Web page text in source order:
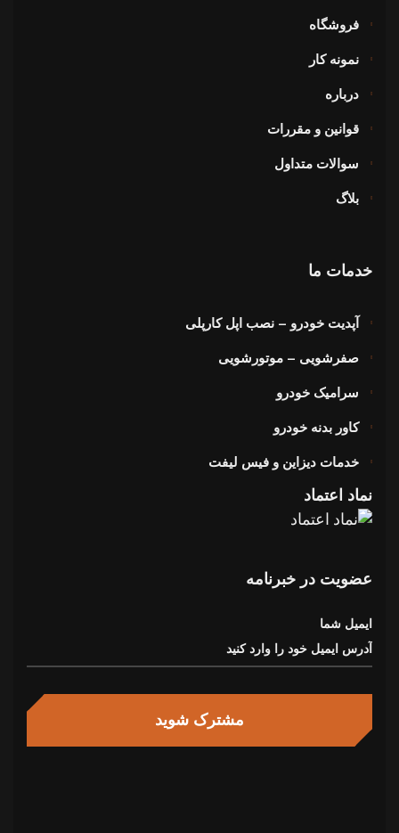
فروشگاه
نمونه کار
درباره
قوانین و مقررات
سوالات متداول
بلاگ
خدمات ما
آپدیت خودرو – نصب اپل کارپلی
صفرشویی – موتورشویی
سرامیک خودرو
کاور بدنه خودرو
خدمات دیزاین و فیس لیفت
نماد اعتماد
عضویت در خبرنامه
ایمیل شما
مشترک شوید